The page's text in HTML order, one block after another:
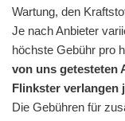
Wartung, den
Je nach Anbieter
höchste Gebühr pro
von uns getesteten
Flinkster verlangen
Die Gebühren für